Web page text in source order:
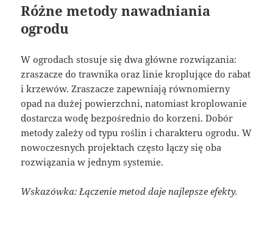
Różne metody nawadniania
ogrodu
W ogrodach stosuje się dwa główne rozwiązania:
zraszacze do trawnika oraz linie kroplujące do rabat
i krzewów. Zraszacze zapewniają równomierny
opad na dużej powierzchni, natomiast kroplowanie
dostarcza wodę bezpośrednio do korzeni. Dobór
metody zależy od typu roślin i charakteru ogrodu. W
nowoczesnych projektach często łączy się oba
rozwiązania w jednym systemie.
Wskazówka: Łączenie metod daje najlepsze efekty.